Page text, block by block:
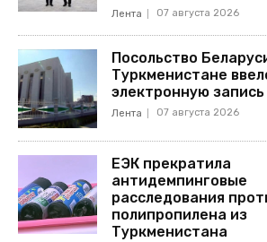
Лента 07 августа 2026
Посольство
Туркменистане
электронную запись
Лента 07 августа 2026
ЕЭК прекратила
антидемпинговые
расследования
полипропилена из
Туркменистана